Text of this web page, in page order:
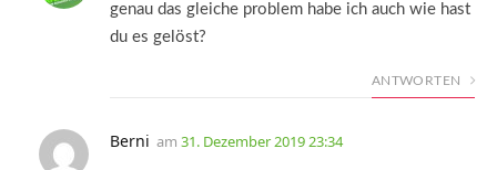
genau das gleiche problem habe ich auch wie hast
du es gelöst?
ANTWORTEN
Berni am 31. Dezember 2019 23:34